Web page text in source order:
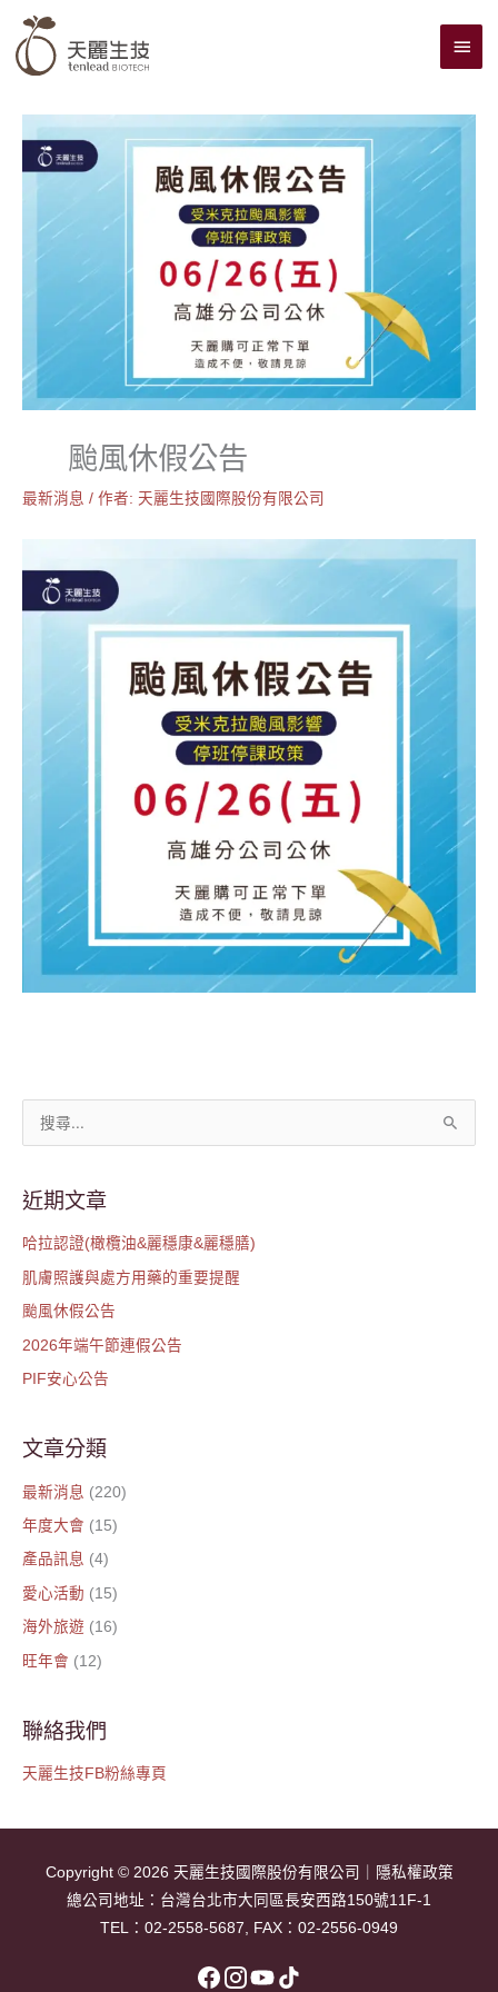
要
選
颱風休假公告
最新消息 / 作者: 天麗生技國際股份有限公司
關
字
:
近期文章
哈拉認證(橄欖油&麗穩康&麗穩膳)
肌膚照護與處方用藥的重要提醒
颱風休假公告
2026年端午節連假公告
PIF安心公告
文章分類
最新消息 (220)
年度大會 (15)
產品訊息 (4)
愛心活動 (15)
海外旅遊 (16)
旺年會 (12)
聯絡我們
天麗生技FB粉絲專頁
Copyright © 2026 天麗生技國際股份有限公司
隱私權政策
總公司地址： 台灣台北市大同區長安西路150號11F-1
TEL： 02-2558-5687 , FAX：02-2556-0949